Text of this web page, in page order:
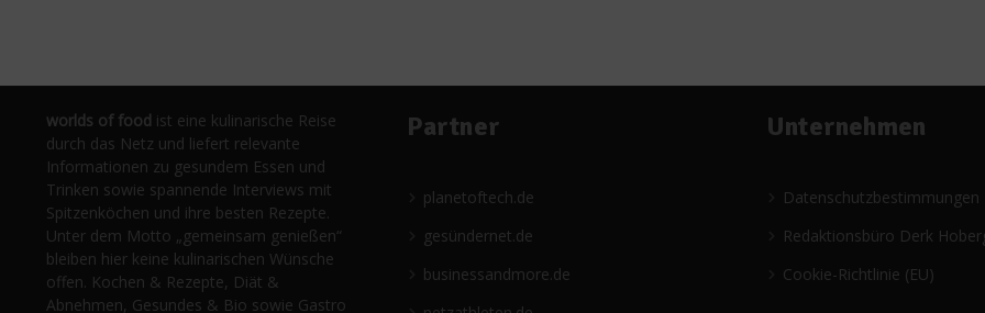
worlds of food ist eine kulinarische Reise
durch das Netz und liefert relevante
Informationen zu gesundem Essen und
Trinken sowie spannende Interviews mit
Spitzenköchen und ihre besten Rezepte.
Unter dem Motto „gemeinsam genießen“
bleiben hier keine kulinarischen Wünsche
offen. Kochen & Rezepte, Diät &
Abnehmen, Gesundes & Bio sowie Gastro
Partner
planetoftech.de
gesündernet.de
businessandmore.de
Unternehmen
Datenschutzbestimmungen
Redaktionsbüro Derk
Cookie-Richtlinie (EU)